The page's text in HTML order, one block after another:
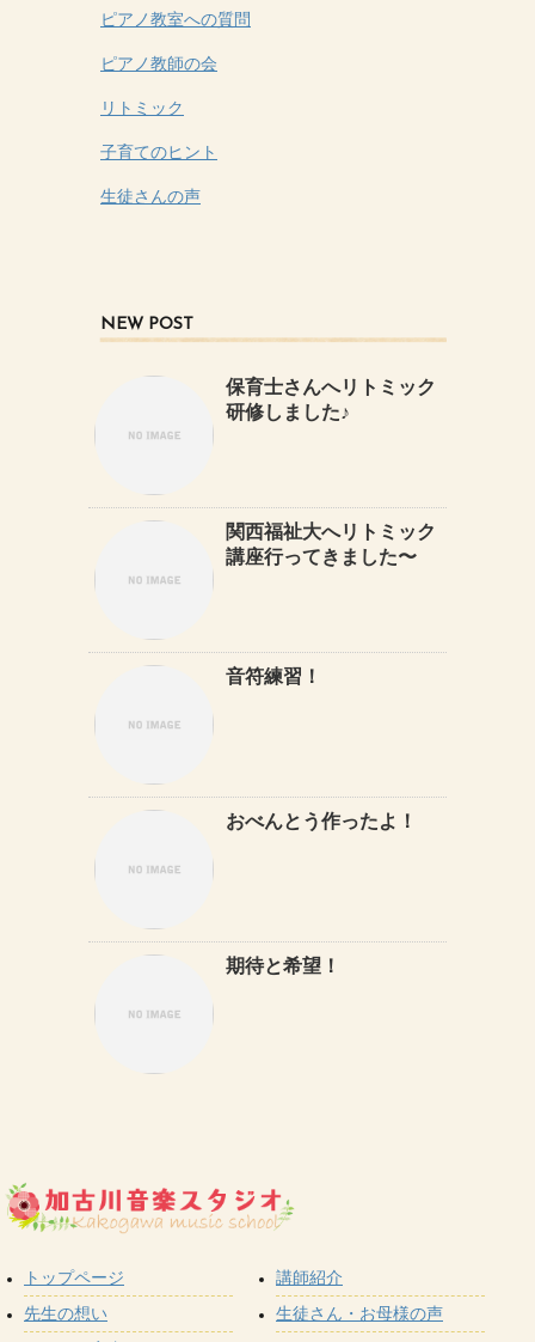
ピアノ教室への質問
ピアノ教師の会
リトミック
子育てのヒント
生徒さんの声
NEW POST
保育士さんへリトミック
研修しました♪
関西福祉大へリトミック
講座行ってきました〜
音符練習！
おべんとう作ったよ！
期待と希望！
トップページ
先生の想い
講師紹介
生徒さん・お母様の声